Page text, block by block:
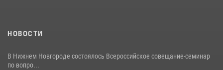
НОВОСТИ
В Нижнем Новгороде состоялось Всероссийское совещание-семинар
по вопро...